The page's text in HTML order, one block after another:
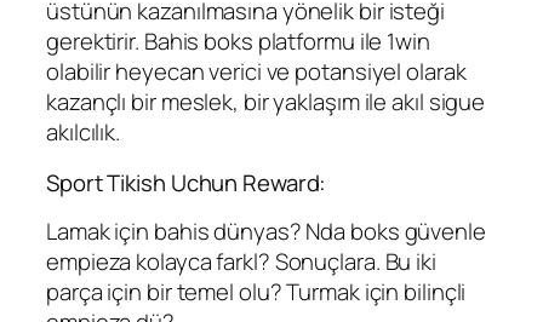
üstünün kazanılmasına yönelik bir isteği
gerektirir. Bahis boks platformu ile 1win
olabilir heyecan verici ve potansiyel olarak
kazançlı bir meslek, bir yaklaşım ile akıl sigue
akılcılık.
Sport Tikish Uchun Reward:
Lamak için bahis dünyas? Nda boks güvenle
empieza kolayca farkl? Sonuçlara. Bu iki
parça için bir temel olu? Turmak için bilinçli